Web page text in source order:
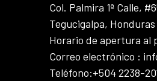
Col. Palmira 1ª Calle,
Tegucigalpa, Honduras
Horario de apertura al
Correo electrónico :
Teléfono:+504 2238-